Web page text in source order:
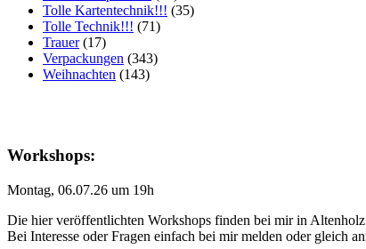
Tolle Kartentechnik!!! (35)
Tolle Technik!!! (71)
Trauer(17)
Verpackungen (343)
Weihnachten (143)
Workshops:
Montag, 06.07.26 um 19h
Die hier veröffentlichten Workshops finden bei mir in
Bei Interesse oder Fragen einfach bei mir melden oder gleich